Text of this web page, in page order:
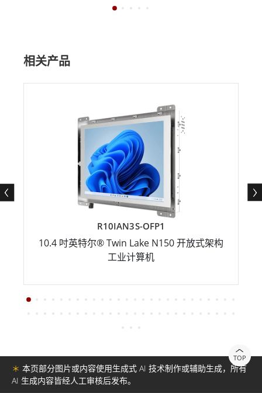
相关产品
R10IAN3S-OFP1
10.4 吋英特尔® Twin Lake N150 开放式架构
工业计算机
TOP
＊ 本页部分图片或内容使用生成式 AI 技术制作或辅助生成，所有
AI 生成内容皆经人工审核后发布。